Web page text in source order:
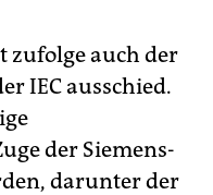
zufolge auch der
IEC ausschied.
der Siemens-
darunter der